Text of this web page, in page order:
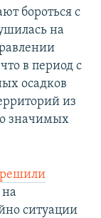
бороться с
на
в период с
осадков
из
значимых
решили
на
ситуации